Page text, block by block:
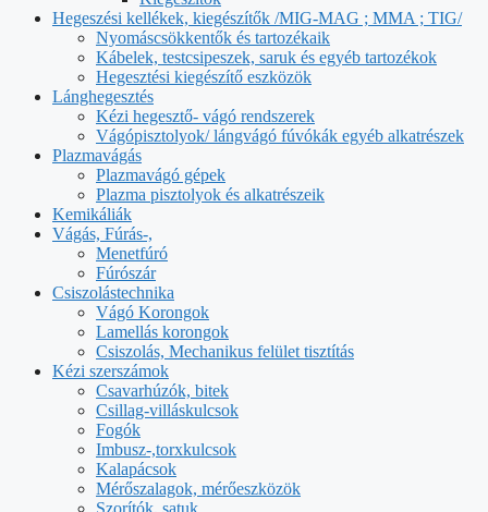
Hegeszési kellékek, kiegészítők /MIG-MAG ; MMA ; TIG/
Nyomáscsökkentők és tartozékaik
Kábelek, testcsipeszek, saruk és egyéb tartozékok
Hegesztési kiegészítő eszközök
Lánghegesztés
Kézi hegesztő- vágó rendszerek
Vágópisztolyok/ lángvágó fúvókák egyéb alkatrészek
Plazmavágás
Plazmavágó gépek
Plazma pisztolyok és alkatrészeik
Kemikáliák
Vágás, Fúrás-,
Menetfúró
Fúrószár
Csiszolástechnika
Vágó Korongok
Lamellás korongok
Csiszolás, Mechanikus felület tisztítás
Kézi szerszámok
Csavarhúzók, bitek
Csillag-villáskulcsok
Fogók
Imbusz-,torxkulcsok
Kalapácsok
Mérőszalagok, mérőeszközök